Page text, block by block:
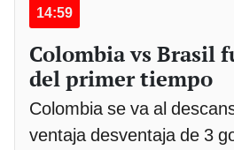
14:59
Colombia vs Brasil
del primer tiempo
Colombia se va al
ventaja desventaja de 3